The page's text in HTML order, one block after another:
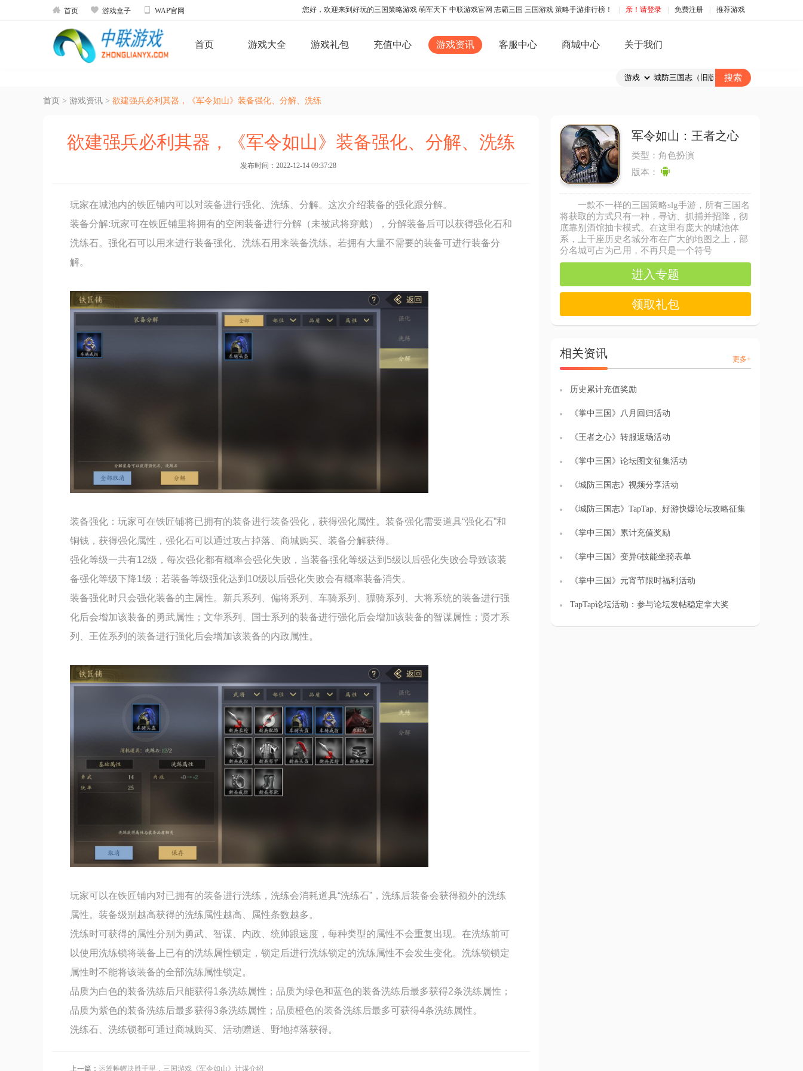
 首页  游戏盒子  WAP官网 您好，欢迎来到好玩的三国策略游戏 萌军天下 中联游戏官网 志霸三国 三国游戏 策略手游排行榜！ 亲！请登录 免费注册 推荐游戏
首页 游戏大全 游戏礼包 充值中心 游戏资讯 客服中心 商城中心 关于我们
首页 > 游戏资讯 > 欲建强兵必利其器，《军令如山》装备强化、分解、洗练
欲建强兵必利其器，《军令如山》装备强化、分解、洗练
发布时间：2022-12-14 09:37:28
玩家在城池内的铁匠铺内可以对装备进行强化、洗练、分解。这次介绍装备的强化跟分解。
装备分解:玩家可在铁匠铺里将拥有的空闲装备进行分解（未被武将穿戴），分解装备后可以获得强化石和
洗练石。强化石可以用来进行装备强化、洗练石用来装备洗练。若拥有大量不需要的装备可进行装备分
解。
装备强化：玩家可在铁匠铺将已拥有的装备进行装备强化，获得强化属性。装备强化需要道具“强化石”和
铜钱，获得强化属性，强化石可以通过攻占掉落、商城购买、装备分解获得。
强化等级一共有12级，每次强化都有概率会强化失败，当装备强化等级达到5级以后强化失败会导致该装
备强化等级下降1级；若装备等级强化达到10级以后强化失败会有概率装备消失。
装备强化时只会强化装备的主属性。新兵系列、偏将系列、车骑系列、骠骑系列、大将系统的装备进行强
化后会增加该装备的勇武属性；文华系列、国士系列的装备进行强化后会增加该装备的智谋属性；贤才系
列、王佐系列的装备进行强化后会增加该装备的内政属性。
玩家可以在铁匠铺内对已拥有的装备进行洗练，洗练会消耗道具“洗练石”，洗练后装备会获得额外的洗练
属性。装备级别越高获得的洗练属性越高、属性条数越多。
洗练时可获得的属性分别为勇武、智谋、内政、统帅跟速度，每种类型的属性不会重复出现。在洗练前可
以使用洗练锁将装备上已有的洗练属性锁定，锁定后进行洗练锁定的洗练属性不会发生变化。洗练锁锁定
属性时不能将该装备的全部洗练属性锁定。
品质为白色的装备洗练后只能获得1条洗练属性；品质为绿色和蓝色的装备洗练后最多获得2条洗练属性；
品质为紫色的装备洗练后最多获得3条洗练属性；品质橙色的装备洗练后最多可获得4条洗练属性。
洗练石、洗练锁都可通过商城购买、活动赠送、野地掉落获得。
上一篇： 运筹帷幄决胜千里，三国游戏《军令如山》计谋介绍
军令如山：王者之心
类型：角色扮演
版本：
一款不一样的三国策略slg手游，所有三国名
将获取的方式只有一种，寻访、抓捕并招降，彻
底靠别酒馆抽卡模式。在这里有庞大的城池体
系，上千座历史名城分布在广大的地图之上，部
分名城可占为己用，不再只是一个符号
进入专题
领取礼包
相关资讯 更多+
历史累计充值奖励
《掌中三国》八月回归活动
《王者之心》转服返场活动
《掌中三国》论坛图文征集活动
《城防三国志》视频分享活动
《城防三国志》TapTap、好游快爆论坛攻略征集
《掌中三国》累计充值奖励
《掌中三国》变异6技能坐骑表单
《掌中三国》元宵节限时福利活动
TapTap论坛活动：参与论坛发帖稳定拿大奖